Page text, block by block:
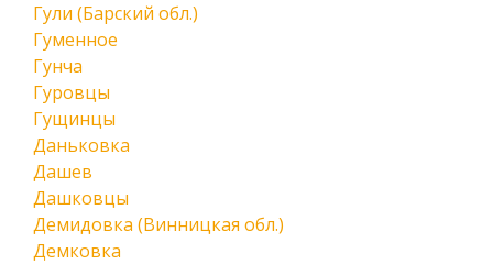
Гули (Барский обл.)
Гуменное
Гунча
Гуровцы
Гущинцы
Даньковка
Дашев
Дашковцы
Демидовка (Винницкая обл.)
Демковка